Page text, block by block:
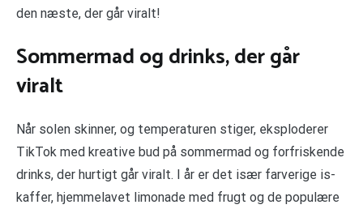
den næste, der går viralt!
Sommermad og drinks, der går
viralt
Når solen skinner, og temperaturen stiger, eksploderer
TikTok med kreative bud på sommermad og forfriskende
drinks, der hurtigt går viralt. I år er det især farverige is-
kaffer, hjemmelavet limonade med frugt og de populære